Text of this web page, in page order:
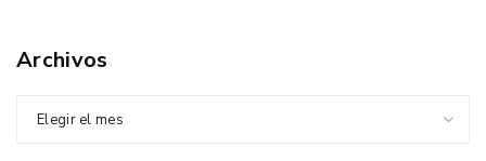
Archivos
Elegir el mes